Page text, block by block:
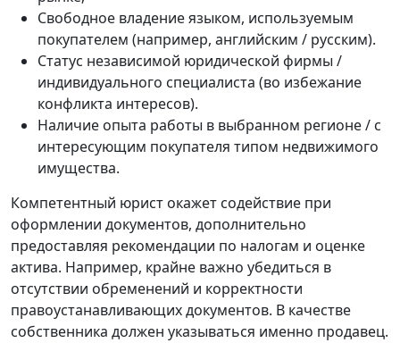
Свободное владение языком, используемым
покупателем (например, английским / русским).
Статус независимой юридической фирмы /
индивидуального специалиста (во избежание
конфликта интересов).
Наличие опыта работы в выбранном регионе / с
интересующим покупателя типом недвижимого
имущества.
Компетентный юрист окажет содействие при
оформлении документов, дополнительно
предоставляя рекомендации по налогам и оценке
актива. Например, крайне важно убедиться в
отсутствии обременений и корректности
правоустанавливающих документов. В качестве
собственника должен указываться именно продавец.